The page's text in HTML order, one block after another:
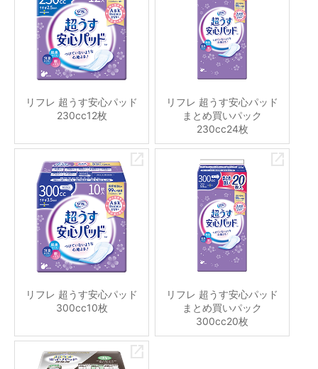
リフレ 超うす安心パッド
230cc12枚
リフレ 超うす安心パッド
まとめ買いパック
230cc24枚
リフレ 超うす安心パッド
300cc10枚
リフレ 超うす安心パッド
まとめ買いパック
300cc20枚